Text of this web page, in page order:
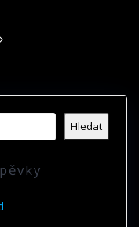
Hledat